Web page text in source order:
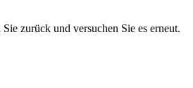
zurück und versuchen Sie es erneut.